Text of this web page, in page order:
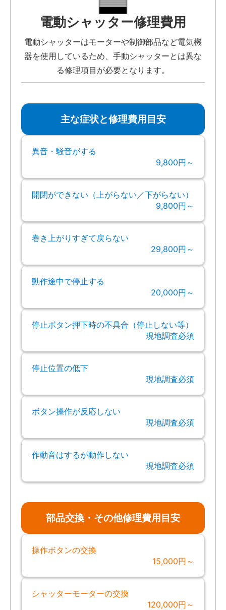
電動シャッター修理費用
電動シャッターはモーターや制御部品など電気機
器を使用しているため、手動シャッターとは異な
る修理項目が必要となります。
主な症状と修理費用目安
異音・騒音がする
9,800円～
開閉ができない（上がらない／下がらない）
9,800円～
巻き上がりすぎて戻らない
29,800円～
動作途中で停止する
20,000円～
停止ボタン押下時の不具合（停止しない等）
現地調査必須
停止位置の低下
現地調査必須
ボタン操作が反応しない
現地調査必須
作動音はするが動作しない
現地調査必須
部品交換・その他修理費用目安
操作ボタンの交換
15,000円～
シャッターモーターの交換
120,000円～